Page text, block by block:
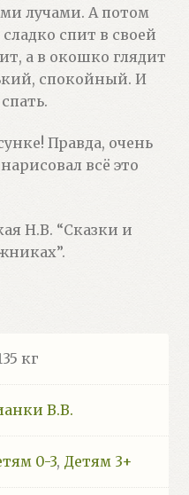
лучами. А потом
спит в своей
а в окошко глядит
спокойный. И
Правда, очень
всё это
Н.В. “Сказки и
кг
В.В.
0-3, Детям 3+